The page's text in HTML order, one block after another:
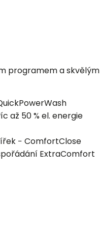
programem a skvělým
až 50 % el. energie
−ComfortClose
ExtraComfort